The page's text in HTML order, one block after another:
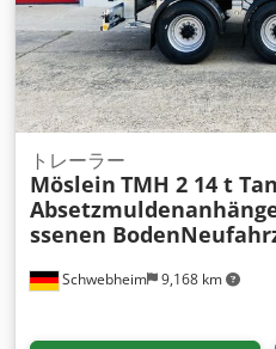
Schwebheim 9,168 km
トレーラー
Möslein TMH 2 14 t
ssenen